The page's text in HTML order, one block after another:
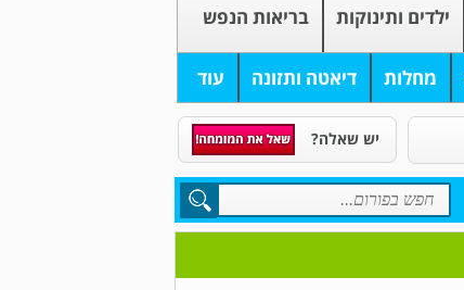
ילדים ותינוקות בריאות הנפש
מחלות דיאטה ותזונה עוד
יש שאלה?